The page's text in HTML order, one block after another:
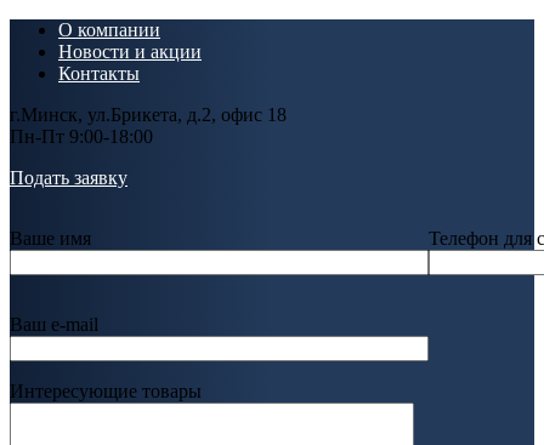
О компании
Новости и акции
Контакты
г.Минск, ул.Брикета, д.2, офис 18
Пн-Пт 9:00-18:00
Подать заявку
Ваше имя Телефон для
Ваш e-mail
Интересующие товары